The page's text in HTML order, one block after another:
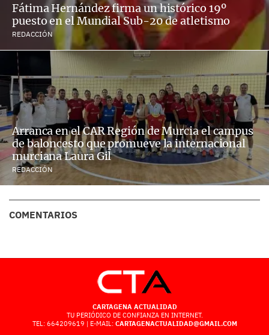
Fátima Hernández firma un histórico 19º
puesto en el Mundial Sub-20 de atletismo
REDACCIÓN
Arranca en el CAR Región de Murcia el campus
de baloncesto que promueve la internacional
murciana Laura Gil
REDACCIÓN
COMENTARIOS
CARTAGENA ACTUALIDAD
TU PERIÓDICO DE CONFIANZA EN INTERNET.
TEL: 664209619 | E-MAIL: CARTAGENACTUALIDAD@GMAIL.COM